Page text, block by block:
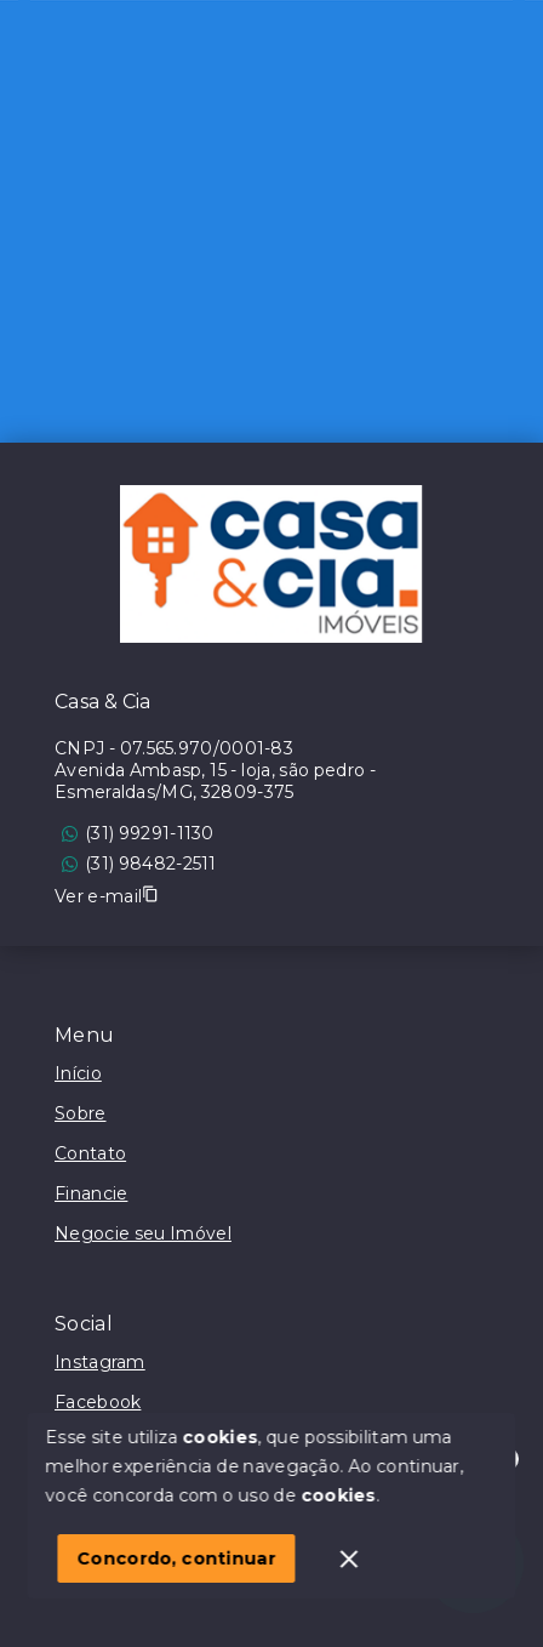
Olá! Estamos disponíveis para te ajudar.
Menu
Início
Sobre
Contato
Financie
Negocie seu Imóvel
Social
Instagram
Facebook
© Copyright 2026 - Casa & Cia - Todos os direitos
SITE PARA IMOBILIARIA
Casa & Cia
CNPJ - 07.565.970/0001-83
Avenida Ambasp, 15 - loja, são pedro -
Esmeraldas/MG, 32809-375
(31) 99291-1130
(31) 98482-2511
Ver e-mail
Esse site utiliza cookies, que possibilitam uma
melhor experiência de navegação.Ao continuar,
você concorda com o uso de cookies.
Concordo, continuar